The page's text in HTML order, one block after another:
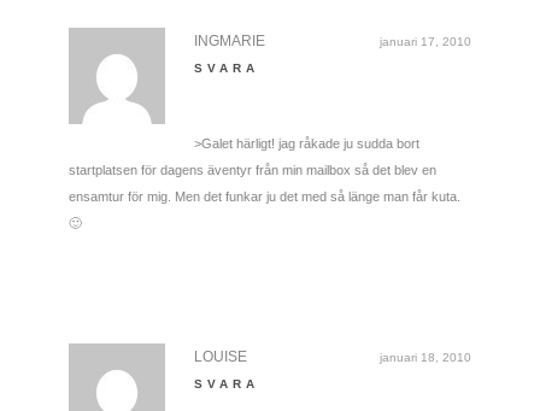
januari 17, 2010
INGMARIE
SVARA
>Galet härligt! jag råkade ju sudda bort
startplatsen för dagens äventyr från min mailbox så det blev en
ensamtur för mig. Men det funkar ju det med så länge man får kuta.
🙂
januari 18, 2010
LOUISE
SVARA